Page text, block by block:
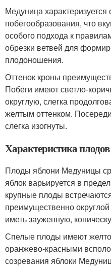
Медуница
побегообразования, что
особого подхода к
обрезки ветвей для
плодоношения.
Оттенок кроны
Побеги имеют светло-
округлую, слегка
желтым оттенком.
слегка изогнуты.
Характеристика плодов
Плоды яблони Медуницы
яблок варьируется в
крупные плоды
преимущественно
иметь зауженную,
Спелые плоды имеют
оранжево-красными
созревания яблоки